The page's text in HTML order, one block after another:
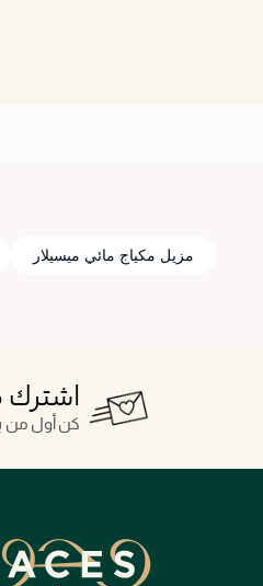
مزيل مكياج مائي ميسيلار
اشترك
كن أول من